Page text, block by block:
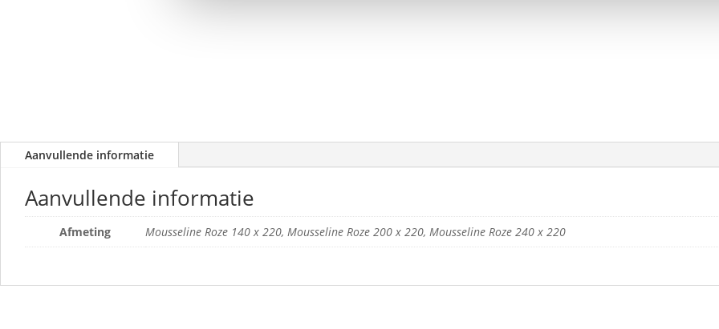
Aanvullende informatie
Aanvullende informatie
Afmeting Mousseline Roze 140 x 220, Mousseline Roze 200 x 220, Mousseline Roze 240 x 220